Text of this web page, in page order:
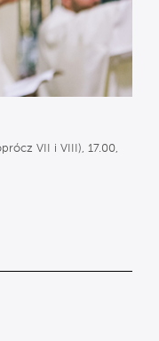
VII i VIII), 17.00,